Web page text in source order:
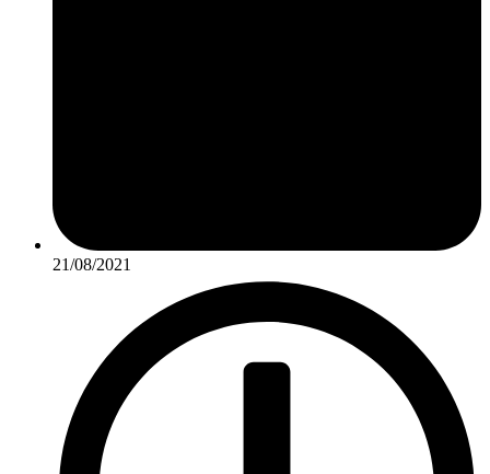
21/08/2021